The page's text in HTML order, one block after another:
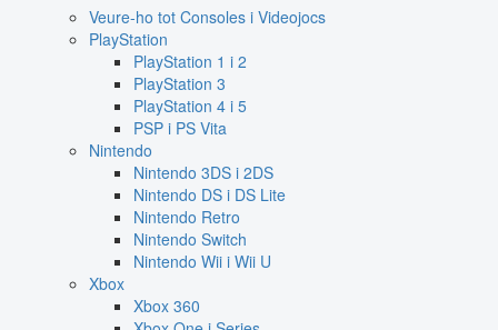
Veure-ho tot Consoles i Videojocs
PlayStation
PlayStation 1 i 2
PlayStation 3
PlayStation 4 i 5
PSP i PS Vita
Nintendo
Nintendo 3DS i 2DS
Nintendo DS i DS Lite
Nintendo Retro
Nintendo Switch
Nintendo Wii i Wii U
Xbox
Xbox 360